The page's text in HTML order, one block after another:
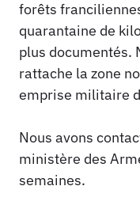
forêts
quarantaine de
plus documentés.
rattache la zone
emprise militaire
Nous avons
ministère des
semaines.